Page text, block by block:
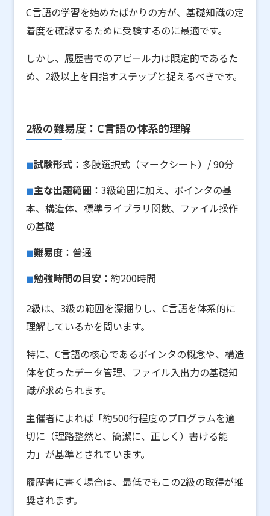
C言語の学習を始めたばかりの方が、基礎知識の定
着度を確認するために受験するのに最適です。
しかし、履歴書でのアピール力は限定的であるた
め、2級以上を目指すステップと捉えるべきです。
2級の難易度：C言語の体系的理解
試験形式：多肢選択式（マークシート）/ 90分
主な出題範囲 ：3級範囲に加え、ポインタの基
本、構造体、標準ライブラリ関数、ファイル操作
の基礎
難易度：普通
勉強時間の目安：約200時間
2級は、3級の範囲を深掘りし、C言語を体系的に
理解しているかを問います。
特に、C言語の核心であるポインタの概念や、構造
体を使ったデータ管理、ファイル入出力の基礎知
識が求められます。
主催者によれば「約500行程度のプログラムを適
切に（理路整然と、簡潔に、正しく）書ける能
力」が基準とされています。
履歴書に書く場合は、最低でもこの2級の取得が推
奨されます。